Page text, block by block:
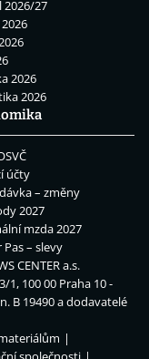
2026/27
2026
2026
účty
– změny
2027
mzda 2027
Pas – slevy
CENTER a.s.
1, 100 00 Praha 10 -
B 19490 a dodavatelé